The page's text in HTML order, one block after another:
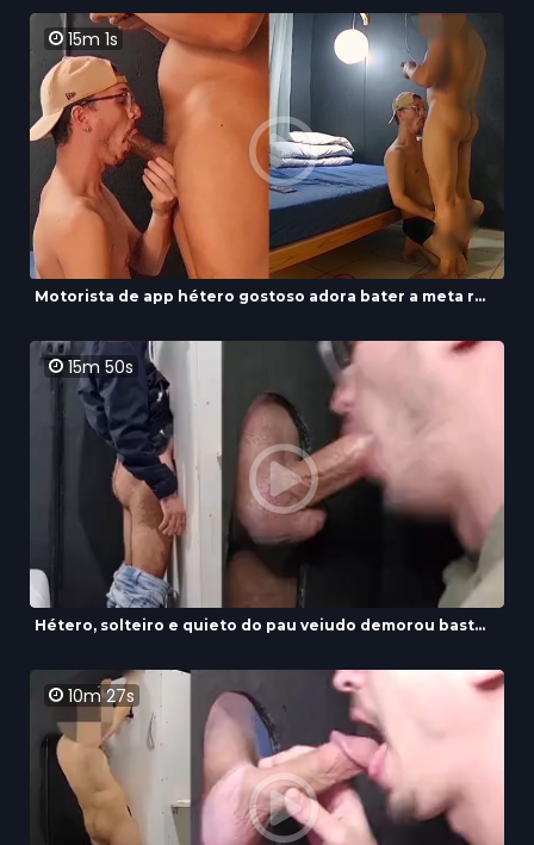
15m 1s
Motorista de app hétero gostoso adora bater a meta r...
15m 50s
Hétero, solteiro e quieto do pau veiudo demorou bast...
10m 27s